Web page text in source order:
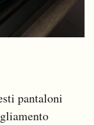
pantaloni